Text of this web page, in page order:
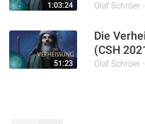
1:03:24 Olaf Schröer
51:23
Die
(CSH
Olaf Schröer